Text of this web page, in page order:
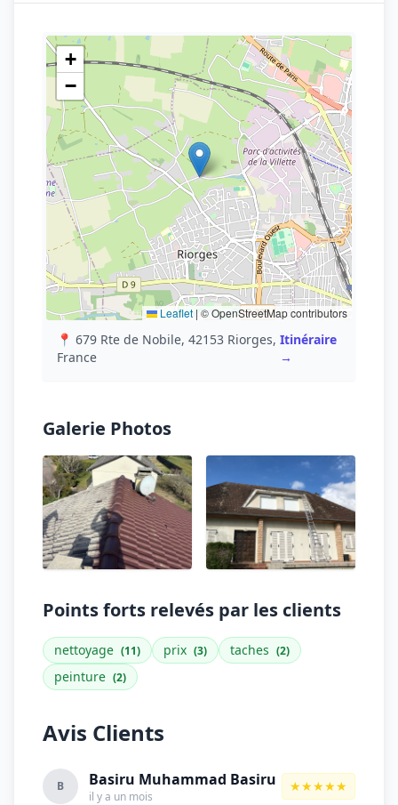
+
−
Leaflet | © OpenStreetMap contributors
📍 679 Rte de Nobile, 42153 Riorges,
France
Itinéraire
→
Galerie Photos
Points forts relevés par les clients
nettoyage (11) prix (3) taches (2)
peinture (2)
Avis Clients
B Basiru Muhammad Basiru
il y a un mois
★★★★★